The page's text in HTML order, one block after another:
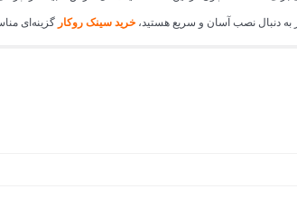
به دنبال نصب آسان و سریع هستید، خرید سینک روکار گزینه‌ای